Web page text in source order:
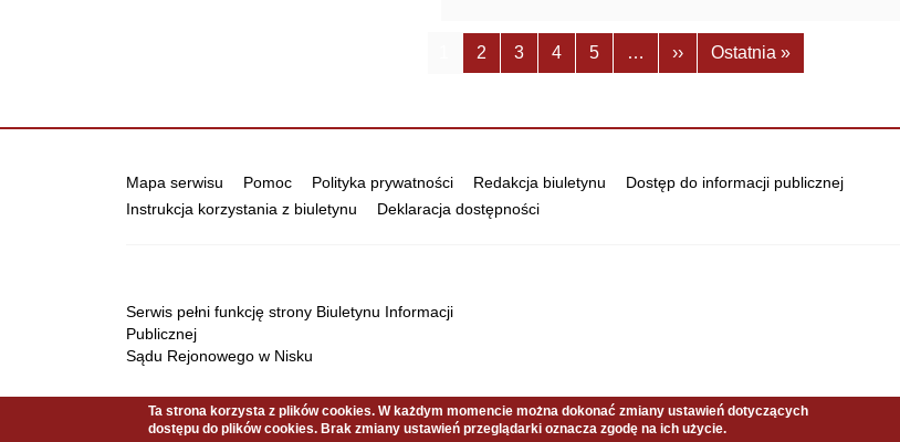
Stronicowanie
2 3 4 5 … ››Następna strona
Ostatnia »Ostatnia strona
Informacje
Mapa serwisu Pomoc Polityka prywatności Redakcja biuletynu
Dostęp do informacji publicznej
Instrukcja korzystania z biuletynu
Deklaracja dostępności
Serwis pełni funkcję strony Biuletynu Informacji
Publicznej
Sądu Rejonowego w Nisku
Copyright © 2021 Sąd Rejonowy w Nisku
Ta strona korzysta z plików cookies. W każdym momencie można dokonać zmiany ustawień dotyczących
dostępu do plików cookies. Brak zmiany ustawień przeglądarki oznacza zgodę na ich użycie.